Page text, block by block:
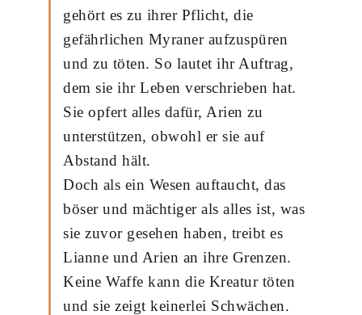
gehört es zu ihrer Pflicht, die
gefährlichen Myraner aufzuspüren
und zu töten. So lautet ihr Auftrag,
dem sie ihr Leben verschrieben hat.
Sie opfert alles dafür, Arien zu
unterstützen, obwohl er sie auf
Abstand hält.
Doch als ein Wesen auftaucht, das
böser und mächtiger als alles ist, was
sie zuvor gesehen haben, treibt es
Lianne und Arien an ihre Grenzen.
Keine Waffe kann die Kreatur töten
und sie zeigt keinerlei Schwächen.